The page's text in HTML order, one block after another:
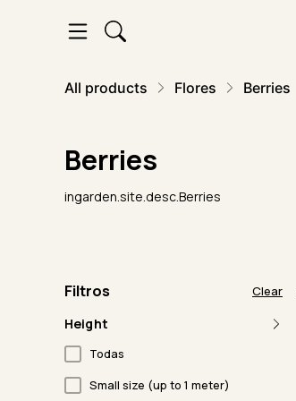
All products Flores Berries
Berries
ingarden.site.desc.Berries
Filtros Clear
Height
Todas
Small size (up to 1 meter)